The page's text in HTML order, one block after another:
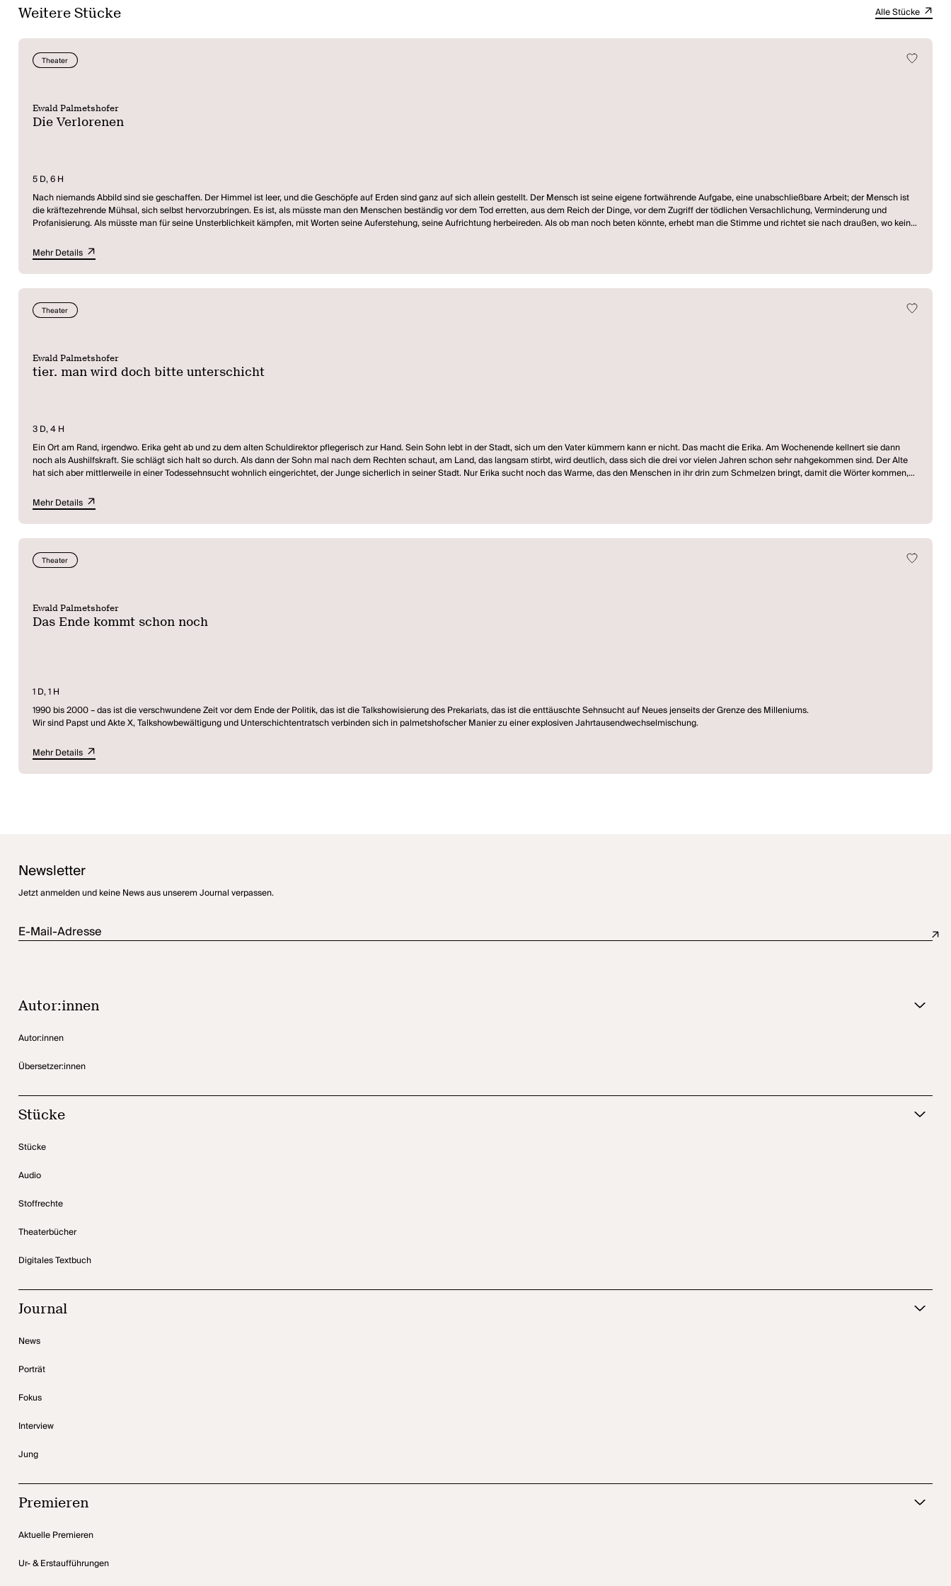
Weitere Stücke Alle Stücke
Theater
Ewald Palmetshofer
Die Verlorenen
5 D, 6 H
Nach niemands Abbild sind sie geschaffen. Der Himmel ist leer, und die Geschöpfe auf Erden sind ganz auf sich allein gestellt. Der Mensch ist seine eigene fortwährende Aufgabe, eine unabschließbare Arbeit; der Mensch ist
die kräftezehrende Mühsal, sich selbst hervorzubringen. Es ist, als müsste man den Menschen beständig vor dem Tod erretten, aus dem Reich der Dinge, vor dem Zugriff der tödlichen Versachlichung, Verminderung und
Profanisierung. Als müsste man für seine Unsterblichkeit kämpfen, mit Worten seine Auferstehung, seine Aufrichtung herbeireden. Als ob man noch beten könnte, erhebt man die Stimme und richtet sie nach draußen, wo keiner
Ist da wer? So fragend hoffen die Figuren bei Ewald Palmetshofer auf die Existenz einer übergeordneten Instanz. Doch niemand antwortet ihnen. Und so stehen sie da und bilden nur noch noch eine Gemeinschaft der
Verlorenen. Und unter ihnen Clara, die auf der Suche nach sich selbst und einem Sinn halb den Verstand und darüber auch noch mehr verliert. Eine düstere und wuchtige und hochsensible Erzählung über das, was nicht mehr
ist und vielleicht auch niemals war.
Mehr Details
Theater
Ewald Palmetshofer
tier. man wird doch bitte unterschicht
3 D, 4 H
Ein Ort am Rand, irgendwo. Erika geht ab und zu dem alten Schuldirektor pflegerisch zur Hand. Sein Sohn lebt in der Stadt, sich um den Vater kümmern kann er nicht. Das macht die Erika. Am Wochenende kellnert sie dann
noch als Aushilfskraft. Sie schlägt sich halt so durch. Als dann der Sohn mal nach dem Rechten schaut, am Land, das langsam stirbt, wird deutlich, dass sich die drei vor vielen Jahren schon sehr nahgekommen sind. Der Alte
hat sich aber mittlerweile in einer Todessehnsucht wohnlich eingerichtet, der Junge sicherlich in seiner Stadt. Nur Erika sucht noch das Warme, das den Menschen in ihr drin zum Schmelzen bringt, damit die Wörter kommen,
tier.man wird doch bitte unterschicht
„Ewald Palmetshofers Text ist auch ein wunderbarer Lesetext, mit dem der junge Autor ein weiteres Mal seine enorme Sprachkraft, sein vielschichtiges, sezierendes und provozierendes Denken unter Beweis stellt.“ (nachtkritik)
Mehr Details
Theater
Ewald Palmetshofer
Das Ende kommt schon noch
1 D, 1 H
1990 bis 2000 – das ist die verschwundene Zeit vor dem Ende der Politik, das ist die Talkshowisierung des Prekariats, das ist die enttäuschte Sehnsucht auf Neues jenseits der Grenze des Milleniums.
Wir sind Papst und Akte X, Talkshowbewältigung und Unterschichtentratsch verbinden sich in palmetshofscher Manier zu einer explosiven Jahrtausendwechselmischung.
Mehr Details
Newsletter
Jetzt anmelden und keine News aus unserem Journal verpassen.
E-Mail-Adresse
Autor:innen
Autor:innen
Übersetzer:innen
Stücke
Stücke
Audio
Stoffrechte
Theaterbücher
Digitales Textbuch
Journal
News
Porträt
Fokus
Interview
Jung
Premieren
Aktuelle Premieren
Ur- & Erstaufführungen